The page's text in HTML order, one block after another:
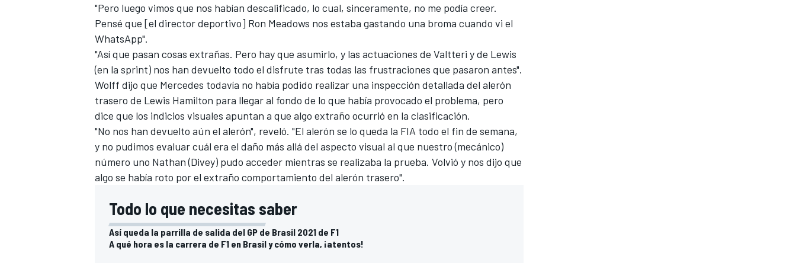
"Pero luego vimos que nos habían descalificado, lo cual, sinceramente, no me podía creer.
Pensé que [el director deportivo] Ron Meadows nos estaba gastando una broma cuando vi el
WhatsApp".
"Así que pasan cosas extrañas. Pero hay que asumirlo, y las actuaciones de Valtteri y de Lewis
(en la sprint) nos han devuelto todo el disfrute tras todas las frustraciones que pasaron antes".
Wolff dijo que Mercedes todavía no había podido realizar una inspección detallada del alerón
trasero de Lewis Hamilton para llegar al fondo de lo que había provocado el problema, pero
dice que los indicios visuales apuntan a que algo extraño ocurrió en la clasificación.
"No nos han devuelto aún el alerón", reveló. "El alerón se lo queda la FIA todo el fin de semana,
y no pudimos evaluar cuál era el daño más allá del aspecto visual al que nuestro (mecánico)
número uno Nathan (Divey) pudo acceder mientras se realizaba la prueba. Volvió y nos dijo que
algo se había roto por el extraño comportamiento del alerón trasero".
Todo lo que necesitas saber
Así queda la parrilla de salida del GP de Brasil 2021 de F1
A qué hora es la carrera de F1 en Brasil y cómo verla, ¡atentos!